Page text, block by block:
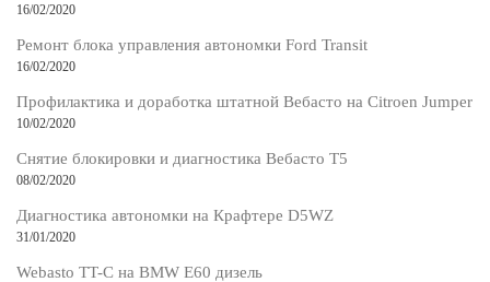
16/02/2020
Ремонт блока управления автономки Ford Transit
16/02/2020
Профилактика и доработка штатной Вебасто на Citroen Jumper
10/02/2020
Снятие блокировки и диагностика Вебасто Т5
08/02/2020
Диагностика автономки на Крафтере D5WZ
31/01/2020
Webasto TT-C на BMW E60 дизель